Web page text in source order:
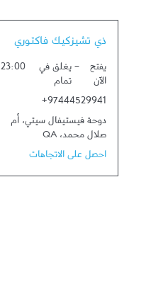
ذي تشيزكيك فاكتوري
يفتح
الآن
- يغلق في
تمام
23:00
+97444529941
دوحة فيستيفال سيتي، أم
صلال محمد، QA
احصل على الاتجاهات